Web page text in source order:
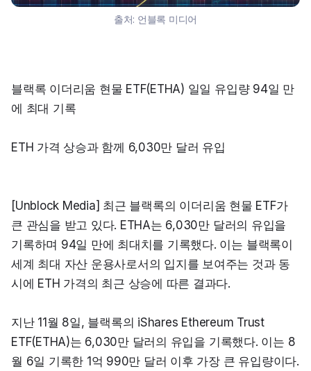
출처: 언블록 미디어
블랙록 이더리움 현물 ETF(ETHA) 일일 유입량 94일 만
에 최대 기록
ETH 가격 상승과 함께 6,030만 달러 유입
[Unblock Media] 최근 블랙록의 이더리움 현물 ETF가
큰 관심을 받고 있다. ETHA는 6,030만 달러의 유입을
기록하며 94일 만에 최대치를 기록했다. 이는 블랙록이
세계 최대 자산 운용사로서의 입지를 보여주는 것과 동
시에 ETH 가격의 최근 상승에 따른 결과다.
지난 11월 8일, 블랙록의 iShares Ethereum Trust
ETF(ETHA)는 6,030만 달러의 유입을 기록했다. 이는 8
월 6일 기록한 1억 990만 달러 이후 가장 큰 유입량이다.